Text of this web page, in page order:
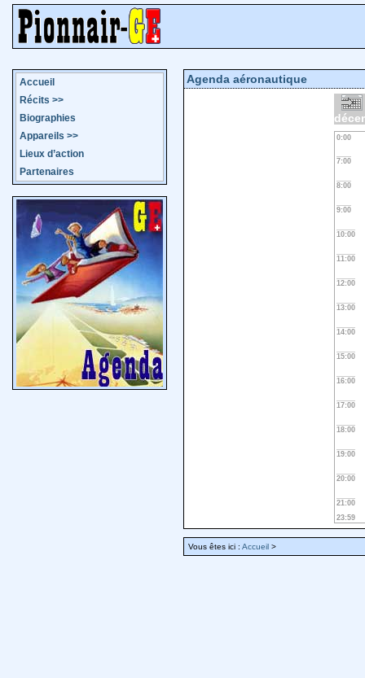
Accueil
Récits >>
Biographies
Appareils >>
Lieux d’action
Partenaires
Agenda aéronautique
0:00
7:00
8:00
9:00
10:00
11:00
12:00
13:00
14:00
15:00
16:00
17:00
18:00
19:00
20:00
21:00
23:59
Vous êtes ici : Accueil >